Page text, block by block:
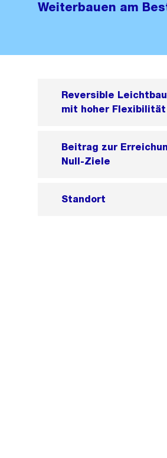
Weiterbauen am
Reversible
mit hoher Flexibilität
Beitrag zur
Null-Ziele
Standort